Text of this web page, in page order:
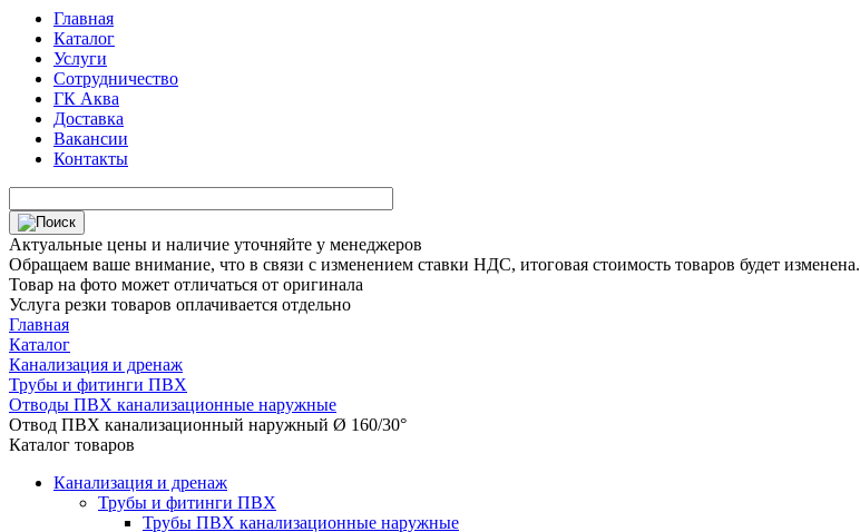
Главная
Каталог
Услуги
Сотрудничество
ГК Аква
Доставка
Вакансии
Контакты
Актуальные цены и наличие уточняйте у менеджеров
Обращаем ваше внимание, что в связи с изменением ставки НДС, итоговая стоимость товаров будет изменена.
Товар на фото может отличаться от оригинала
Услуга резки товаров оплачивается отдельно
Главная
Каталог
Канализация и дренаж
Трубы и фитинги ПВХ
Отводы ПВХ канализационные наружные
Отвод ПВХ канализационный наружный Ø 160/30°
Каталог товаров
Канализация и дренаж
Трубы и фитинги ПВХ
Трубы ПВХ канализационные наружные